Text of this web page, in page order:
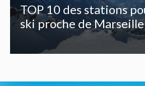
TOP 10 des stations
ski proche de Marseille